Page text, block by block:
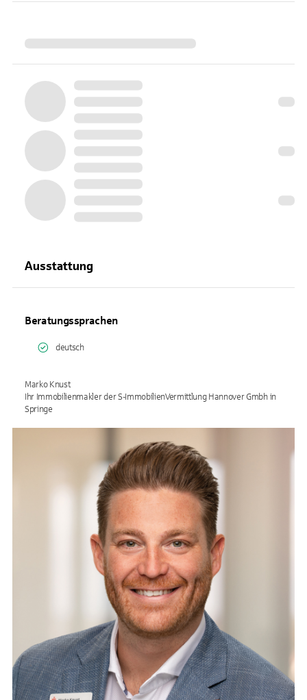
Ausstattung
Beratungssprachen
deutsch
Marko Knust
Ihr Immobilienmakler der S-ImmobilienVermittlung Hannover Gmbh in
Springe